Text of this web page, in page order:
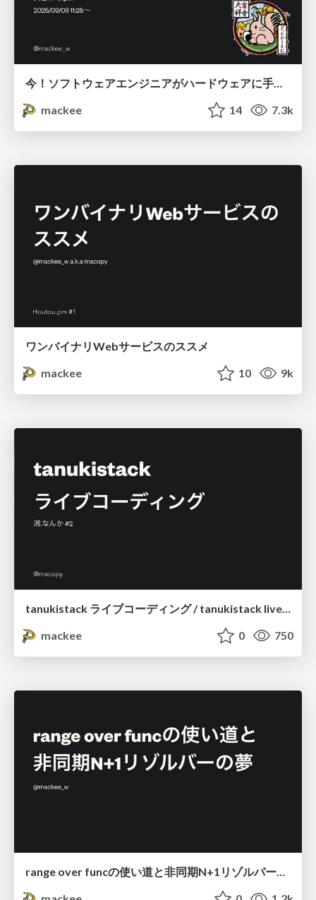
今！ソフトウェアエンジニアがハードウェアに手を出すには
mackee
14 7.3k
ワンバイナリWebサービスのススメ
mackee
10 9k
tanukistack ライブコーディング / tanukistack live-coding
mackee
0 750